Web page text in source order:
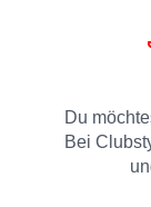
Du
Bei